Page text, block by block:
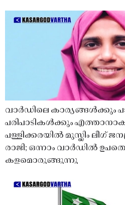
വാർഡിലെ കാര്യങ്ങൾക്കും
പരിപാടികൾക്കും
പള്ളിക്കരയിൽ മുസ്ലിം ലീഗ്
രാജി; ഒന്നാം വാർഡിൽ
കളമൊരുങ്ങുന്നു